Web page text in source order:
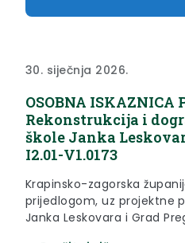
30. siječnja 2026.
OSOBNA ISKAZNICA
Rekonstrukcija i
škole Janka
I2.01-V1.0173
Krapinsko-zagorska
prijedlogom, uz projektne
Janka Leskovara i Grad